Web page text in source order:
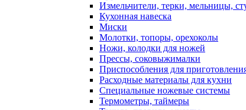
Измельчители, терки, мельницы,
Кухонная навеска
Миски
Молотки, топоры, орехоколы
Ножи, колодки для ножей
Прессы, соковыжималки
Приспособления для
Расходные материалы для кухни
Специальные ножевые системы
Термометры, таймеры